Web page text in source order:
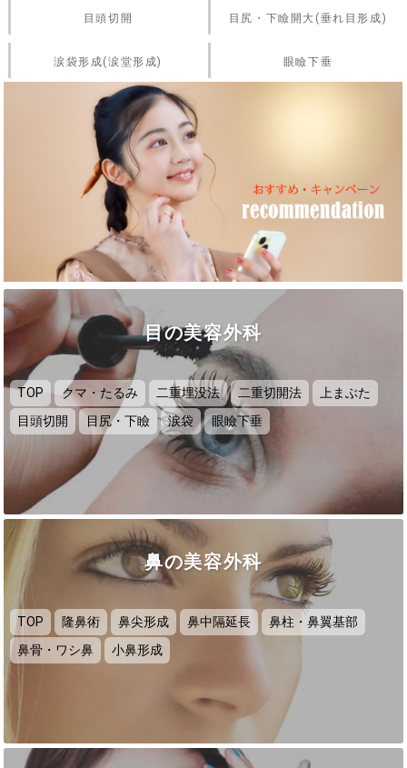
目頭切開 目尻・下瞼開大(垂れ目形成)
涙袋形成(涙堂形成) 眼瞼下垂
目の美容外科
TOP クマ・たるみ 二重埋没法 二重切開法
上まぶた
目頭切開
目尻・下瞼 涙袋 眼瞼下垂
鼻の美容外科
TOP 隆鼻術 鼻尖形成 鼻中隔延長
鼻柱・鼻翼基部
鼻骨・ワシ鼻
小鼻形成